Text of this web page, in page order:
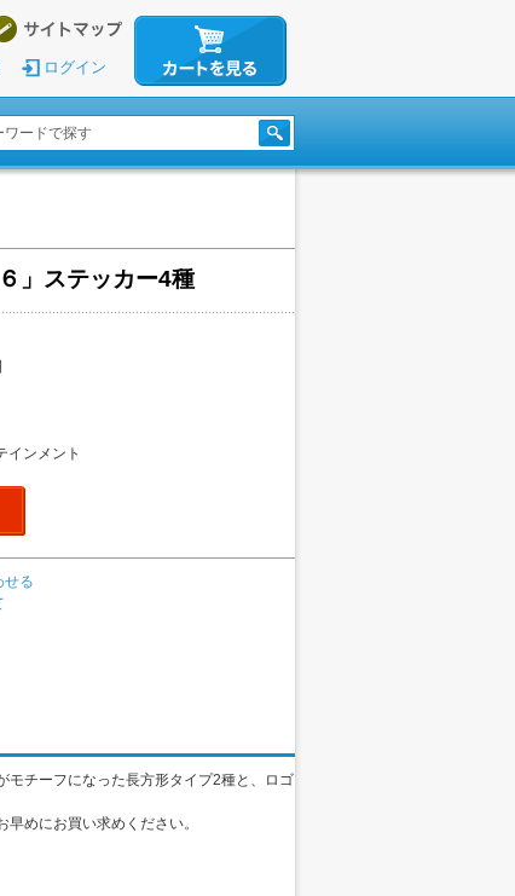
ログイン
」ステッカー4種
インメント
せる
モチーフになった長方形タイプ2種と、ロゴ
めにお買い求めください。